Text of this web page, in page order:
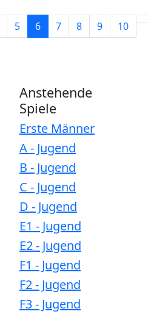
5 6 7 8 9 10
Anstehende
Spiele
Erste Männer
A - Jugend
B - Jugend
C - Jugend
D - Jugend
E1 - Jugend
E2 - Jugend
F1 - Jugend
F2 - Jugend
F3 - Jugend